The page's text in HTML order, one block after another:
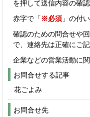
を押して送信内容の確
赤字で「 ※必須 」の付
確認のための問合せや
で、連絡先は正確にご記
企業などの営業活動に
お問合せする記事
花ごよみ
お問合せ先